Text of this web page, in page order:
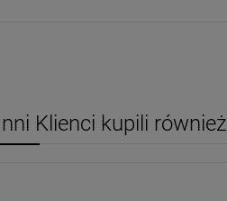
Klienci kupili również